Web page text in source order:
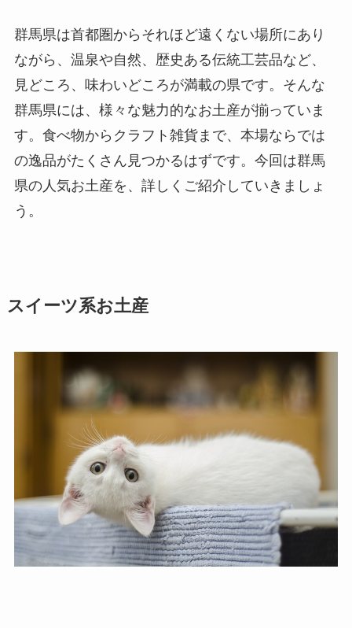
群馬県は首都圏からそれほど遠くない場所にあり
ながら、温泉や自然、歴史ある伝統工芸品など、
見どころ、味わいどころが満載の県です。そんな
群馬県には、様々な魅力的なお土産が揃っていま
す。食べ物からクラフト雑貨まで、本場ならでは
の逸品がたくさん見つかるはずです。今回は群馬
県の人気お土産を、詳しくご紹介していきましょ
う。
スイーツ系お土産